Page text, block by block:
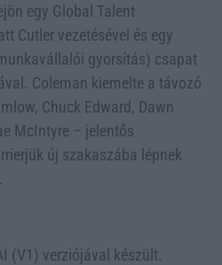
egy Global Talent
Cutler vezetésével és egy
gyorsítás) csapat
Coleman kiemelte a távozó
Chuck Edward, Dawn
McIntyre – jelentős
új szakaszába lépnek
(V1) verziójával készült.